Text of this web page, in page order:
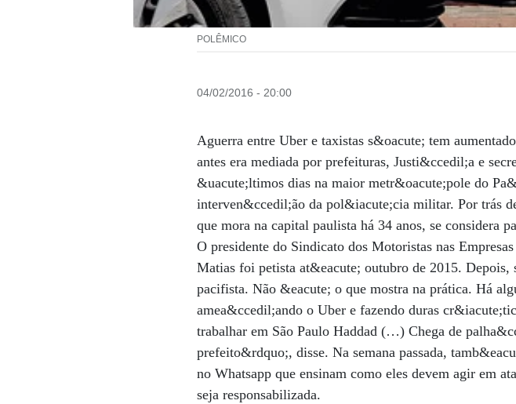
POLÊMICO
04/02/2016 - 20:00
Aguerra entre Uber e taxistas s&oacute; tem
antes era mediada por prefeituras, Justi&ccedil;a e
&uacute;ltimos dias na maior metr&oacute;pole do
interven&ccedil;ão da pol&iacute;cia militar. Por trás
que mora na capital paulista há 34 anos, se considera
O presidente do Sindicato dos Motoristas nas
Matias foi petista at&eacute; outubro de 2015.
pacifista. Não &eacute; o que mostra na prática. Há
amea&ccedil;ando o Uber e fazendo duras
trabalhar em São Paulo Haddad (…) Chega de
prefeito&rdquo;, disse. Na semana passada,
no Whatsapp que ensinam como eles devem agir em
seja responsabilizada.